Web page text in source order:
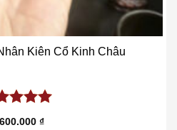
Kiên Cổ Kinh Châu
out of
₫